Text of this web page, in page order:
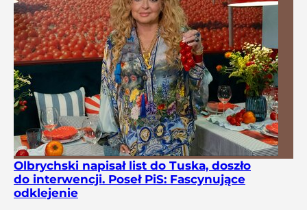
Olbrychski napisał list do Tuska, doszło
do interwencji. Poseł PiS: Fascynujące
odklejenie